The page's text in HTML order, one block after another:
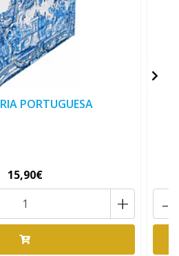
PORTUGUESA
15,90€
+ -